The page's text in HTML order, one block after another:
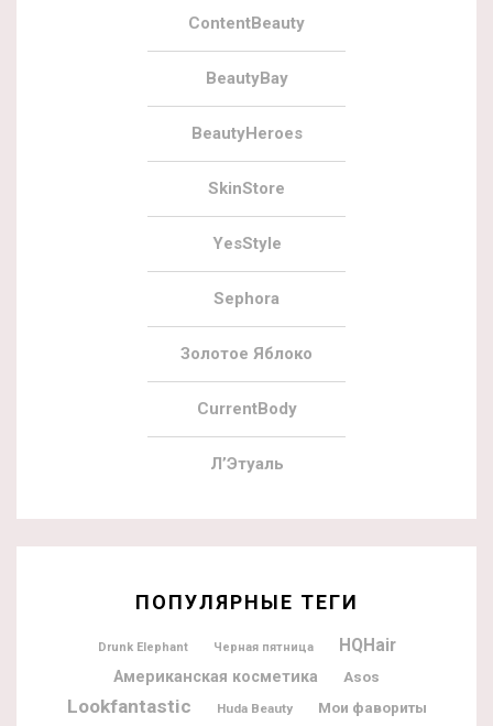
ContentBeauty
BeautyBay
BeautyHeroes
SkinStore
YesStyle
Sephora
Золотое Яблоко
CurrentBody
Л’Этуаль
ПОПУЛЯРНЫЕ ТЕГИ
Drunk Elephant Черная пятница HQHair
Американская косметика Asos
Lookfantastic Huda Beauty Мои фавориты